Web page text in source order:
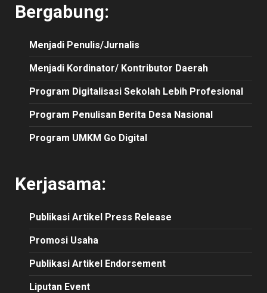
Bergabung:
Menjadi Penulis/Jurnalis
Menjadi Kordinator/ Kontributor Daerah
Program Digitalisasi Sekolah Lebih Profesional
Program Penulisan Berita Desa Nasional
Program UMKM Go Digital
Kerjasama:
Publikasi Artikel Press Release
Promosi Usaha
Publikasi Artikel Endorsement
Liputan Event